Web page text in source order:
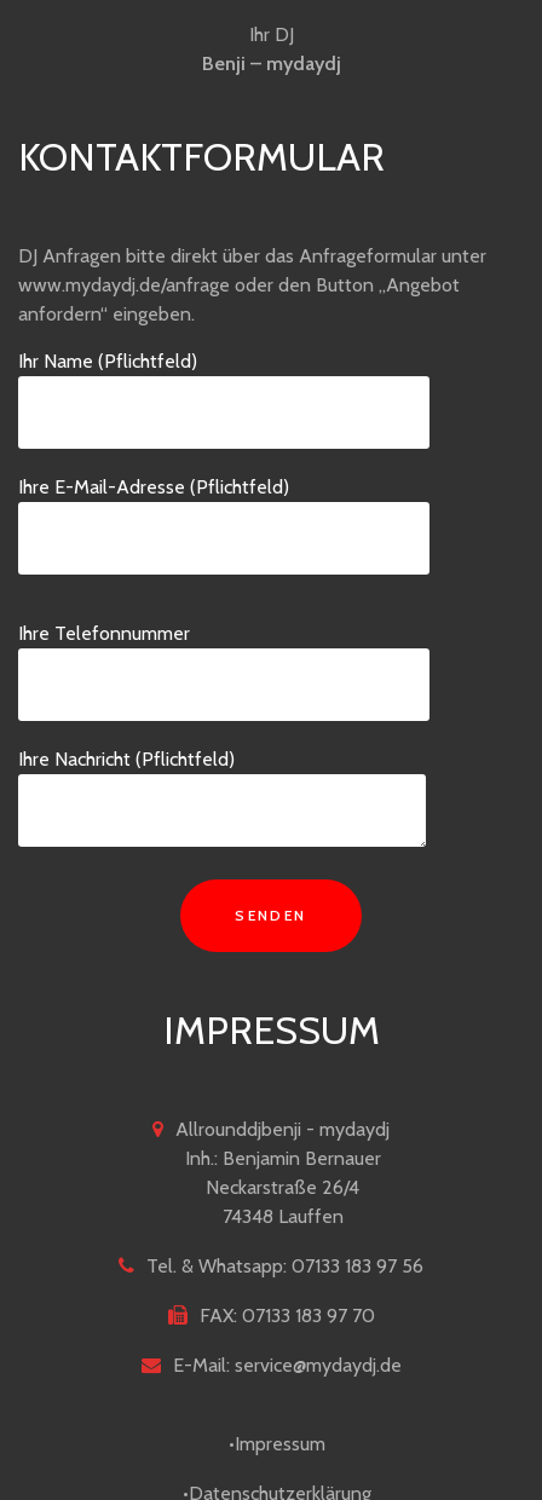
Ihr DJ
Benji – mydaydj
KONTAKTFORMULAR
DJ Anfragen bitte direkt über das Anfrageformular unter
www.mydaydj.de/anfrage oder den Button „Angebot
anfordern“ eingeben.
Ihr Name (Pflichtfeld)
Ihre E-Mail-Adresse (Pflichtfeld)
lasse
Ihre Telefonnummer
Ihre Nachricht (Pflichtfeld)
IMPRESSUM
Allrounddjbenji - mydaydj
Inh.: Benjamin Bernauer
Neckarstraße 26/4
74348 Lauffen
Tel. & Whatsapp: 07133 183 97 56
FAX: 07133 183 97 70
E-Mail: service@mydaydj.de
•Impressum
•Datenschutzerklärung